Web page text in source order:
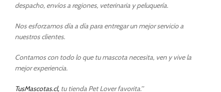
despacho, envíos a regiones, veterinaria y peluquería.
Nos esforzamos día a día para entregar un mejor servicio a
nuestros clientes.
Contamos con todo lo que tu mascota necesita, ven y vive la
mejor experiencia.
TusMascotas.cl, tu tienda Pet Lover favorita.’’